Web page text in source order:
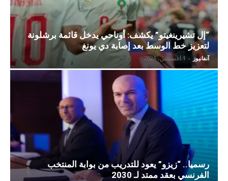
“إل تشيرينغيتو” يكشف: أوناحي يدخل قائمة برشلونة
لتعزيز خط الوسط بعد إصابة دي يونغ
آنفانيوز - 1 أغسطس، 2026
رسميا.. “زيزو” يعود للتدريب من بوابة المنتخب
الفرنسي بعقد ممتد لـ 2030